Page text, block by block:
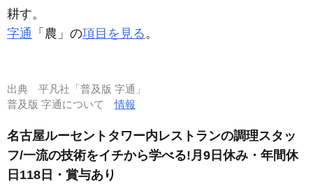
耕す。
字通 「農」の項目を見る。
出典 平凡社「普及版 字通」
普及版 字通について情報
名古屋ルーセントタワー内レストランの調理スタッ
フ/一流の技術をイチから学べる!月9日休み・年間休
日118日・賞与あり